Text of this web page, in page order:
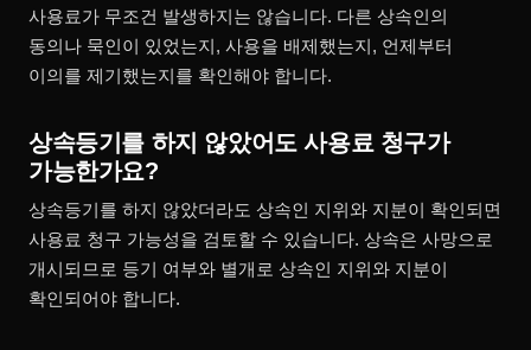
사용료가 무조건 발생하지는 않습니다. 다른 상속인의
동의나 묵인이 있었는지, 사용을 배제했는지, 언제부터
이의를 제기했는지를 확인해야 합니다.
상속등기를 하지 않았어도 사용료 청구가
가능한가요?
상속등기를 하지 않았더라도 상속인 지위와 지분이 확인되면
사용료 청구 가능성을 검토할 수 있습니다. 상속은 사망으로
개시되므로 등기 여부와 별개로 상속인 지위와 지분이
확인되어야 합니다.